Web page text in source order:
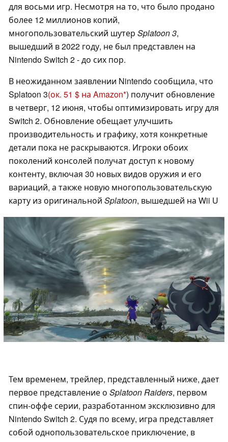
для восьми игр. Несмотря на то, что было продано
более 12 миллионов копий,
многопользовательский шутер Splatoon 3,
вышедший в 2022 году, не был представлен на
Nintendo Switch 2 - до сих пор.
В неожиданном заявлении Nintendo сообщила, что
Splatoon 3(ок. 51 $ на Amazon ) получит обновление
в четверг, 12 июня, чтобы оптимизировать игру для
Switch 2. Обновление обещает улучшить
производительность и графику, хотя конкретные
детали пока не раскрываются. Игроки обоих
поколений консолей получат доступ к новому
контенту, включая 30 новых видов оружия и его
вариаций, а также новую многопользовательскую
карту из оригинальной Splatoon, вышедшей на Wii U
Тем временем, трейлер, представленный ниже, дает
первое представление о Splatoon Raiders, первом
спин-оффе серии, разработанном эксклюзивно для
Nintendo Switch 2. Судя по всему, игра представляет
собой однопользовательское приключение, в